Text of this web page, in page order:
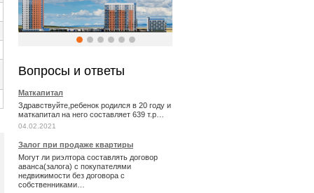
Вопросы и ответы
Маткапитал
Здравствуйте,ребенок родился в 20 году и
маткапитал на него составляет 639 т.р…
04.02.2021
Залог при продаже квартиры
Могут ли риэлтора составлять договор
аванса(залога) с покупателями
недвижимости без договора с
собственниками…